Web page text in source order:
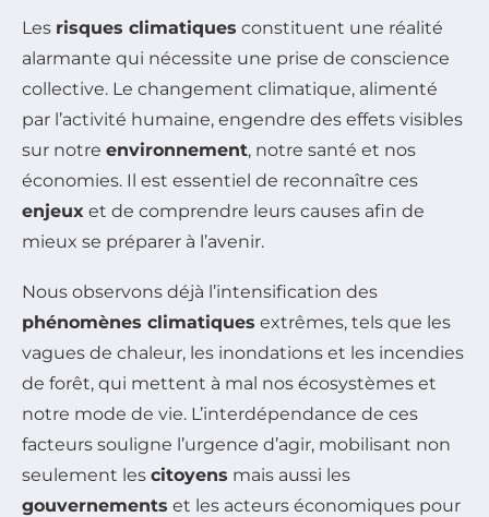
Les risques climatiques constituent une réalité
alarmante qui nécessite une prise de conscience
collective. Le changement climatique, alimenté
par l’activité humaine, engendre des effets visibles
sur notre environnement, notre santé et nos
économies. Il est essentiel de reconnaître ces
enjeux et de comprendre leurs causes afin de
mieux se préparer à l’avenir.
Nous observons déjà l’intensification des
phénomènes climatiques extrêmes, tels que les
vagues de chaleur, les inondations et les incendies
de forêt, qui mettent à mal nos écosystèmes et
notre mode de vie. L’interdépendance de ces
facteurs souligne l’urgence d’agir, mobilisant non
seulement les citoyens mais aussi les
gouvernements et les acteurs économiques pour